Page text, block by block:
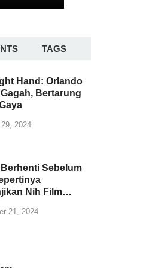
TAGS
Hand: Orlando
Bertarung
2024
Sebelum
Nih Film…
21, 2024